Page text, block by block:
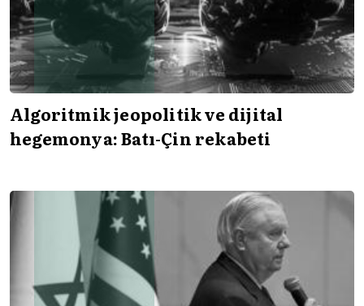
Algoritmik jeopolitik ve dijital
hegemonya: Batı-Çin rekabeti